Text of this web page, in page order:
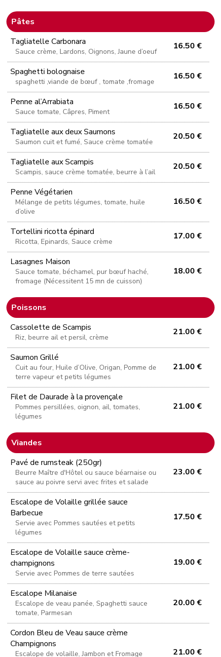
Pâtes
Tagliatelle Carbonara
Sauce crème, Lardons, Oignons, Jaune d’oeuf
16.50 €
Spaghetti bolognaise
spaghetti ,viande de bœuf , tomate ,fromage
16.50 €
Penne al’Arrabiata
Sauce tomate, Câpres, Piment
16.50 €
Tagliatelle aux deux Saumons
Saumon cuit et fumé, Sauce crème tomatée
20.50 €
Tagliatelle aux Scampis
Scampis, sauce crème tomatée, beurre à l’ail
20.50 €
Penne Végétarien
Mélange de petits légumes, tomate, huile
d’olive
16.50 €
Tortellini ricotta épinard
Ricotta, Epinards, Sauce crème
17.00 €
Lasagnes Maison
Sauce tomate, béchamel, pur bœuf haché,
fromage (Nécessitent 15 mn de cuisson)
18.00 €
Poissons
Cassolette de Scampis
Riz, beurre ail et persil, crème
21.00 €
Saumon Grillé
Cuit au four, Huile d’Olive, Origan, Pomme de
terre vapeur et petits légumes
21.00 €
Filet de Daurade à la provençale
Pommes persillées, oignon, ail, tomates,
légumes
21.00 €
Viandes
Pavé de rumsteak (250gr)
Beurre Maître d'Hôtel ou sauce béarnaise ou
sauce au poivre servi avec frites et salade
23.00 €
Escalope de Volaille grillée sauce
Barbecue
Servie avec Pommes sautées et petits
légumes
17.50 €
Escalope de Volaille sauce crème-
champignons
Servie avec Pommes de terre sautées
19.00 €
Escalope Milanaise
Escalope de veau panée, Spaghetti sauce
tomate, Parmesan
20.00 €
Cordon Bleu de Veau sauce crème
Champignons
Escalope de volaille, Jambon et Fromage
21.00 €